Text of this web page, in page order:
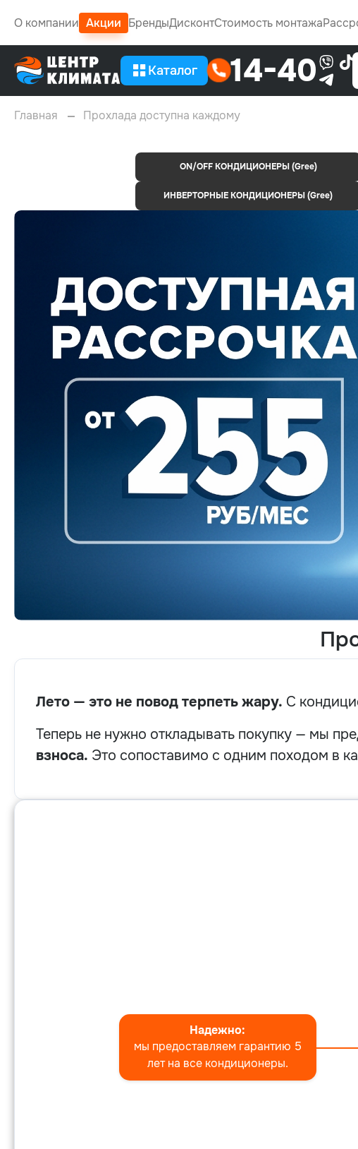
О компании Акции БрендыДисконтСтоимость монтажа
Каталог 14-40
Главная Прохлада доступна каждому
ON/OFF КОНДИЦИОНЕРЫ (Gree)
ИНВЕРТОРНЫЕ КОНДИЦИОНЕРЫ (Gree)
Лето — это не повод терпеть жару. С
Теперь не нужно откладывать покупку — мы
взноса. Это сопоставимо с одним походом в
Надежно:
мы предоставляем гарантию 5
лет на все кондиционеры.